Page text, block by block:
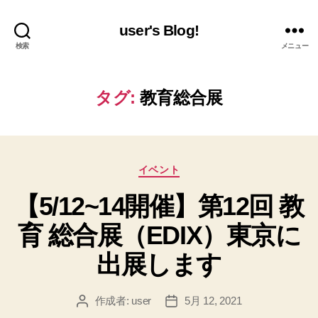
検索
user's Blog!
メニュー
タグ: 教育総合展
カ
ゴ
リ
ー
イベント
【5/12~14開催】第12回 教
育 総合展（EDIX）東京に
出展します
投 作成者: user
投
5月 12, 2021